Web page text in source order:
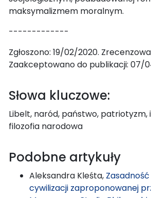
maksymalizmem moralnym.
-------------
Zgłoszono: 19/02/2020.
Zaakceptowano do publikacji: 07/
Słowa kluczowe:
Libelt, naród, państwo, patriotyzm,
filozofia narodowa
Podobne artykuły
Aleksandra Kleśta,
cywilizacji zaproponowanej